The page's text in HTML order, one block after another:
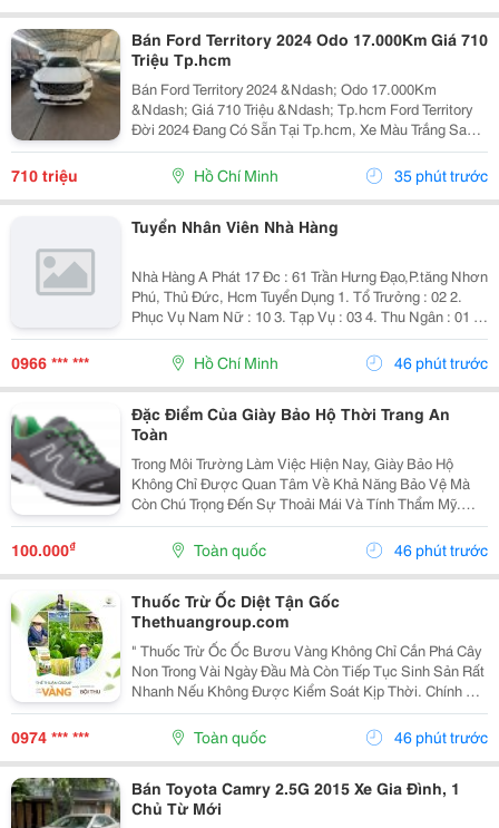
Bán Ford Territory 2024 Odo 17.000Km Giá 710
Triệu Tp.hcm
Bán Ford Territory 2024 &Ndash; Odo 17.000Km
&Ndash; Giá 710 Triệu &Ndash; Tp.hcm Ford Territory
Đời 2024 Đang Có Sẵn Tại Tp.hcm, Xe Màu Trắng Sang
Trọng, Ngoại Hình Hiện Đại, Phù Hợp Nhu Cầu Sử Dụng
Gia Đình, Đi Làm Hoặc Kinh Doanh Dịch Vụ. &Diams;...
710 triệu Hồ Chí Minh 35 phút trước
Tuyển Nhân Viên Nhà Hàng
Nhà Hàng A Phát 17 Đc : 61 Trần Hưng Đạo,P.tăng Nhơn
Phú, Thủ Đức, Hcm Tuyển Dụng 1. Tổ Trưởng : 02 2.
Phục Vụ Nam Nữ : 10 3. Tạp Vụ : 03 4. Thu Ngân : 01 5.
Tiếp Thực : 02 6. Tả Hổ : 02 Mức Lương + Phụ Cấp :
Thoả Thuận Khi Phỏng...
0966 *** *** Hồ Chí Minh 46 phút trước
Đặc Điểm Của Giày Bảo Hộ Thời Trang An
Toàn
Trong Môi Trường Làm Việc Hiện Nay, Giày Bảo Hộ
Không Chỉ Được Quan Tâm Về Khả Năng Bảo Vệ Mà
Còn Chú Trọng Đến Sự Thoải Mái Và Tính Thẩm Mỹ.
Chính Vì Vậy, Giày Bảo Hộ Thời Trang An Toàn Đang Trở
Thành Lựa Chọn Được Nhiều Người Lao Động, Kỹ Sư
100.000₫ Toàn quốc 46 phút trước
Thuốc Trừ Ốc Diệt Tận Gốc
Thethuangroup.com
" Thuốc Trừ Ốc Ốc Bươu Vàng Không Chỉ Cắn Phá Cây
Non Trong Vài Ngày Đầu Mà Còn Tiếp Tục Sinh Sản Rất
Nhanh Nếu Không Được Kiểm Soát Kịp Thời. Chính Vì
Vậy, Khi Tìm Kiếm Giải Pháp Phòng Trừ, Nhiều Bà Con
Thường Đặt Ra Một Mong Muốn Rất Rõ Ràng: Xử Lý...
0974 *** *** Toàn quốc 46 phút trước
Bán Toyota Camry 2.5G 2015 Xe Gia Đình, 1
Chủ Từ Mới